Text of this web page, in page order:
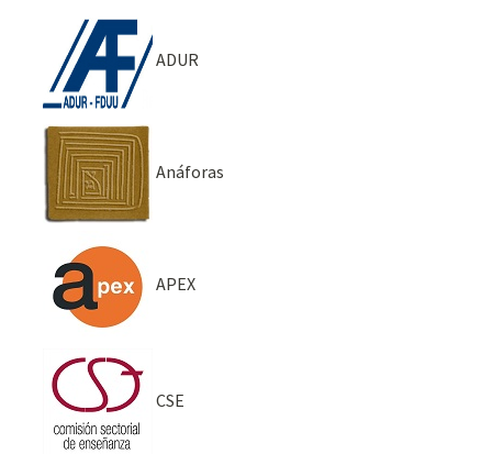
ADUR
Anáforas
APEX
CSE